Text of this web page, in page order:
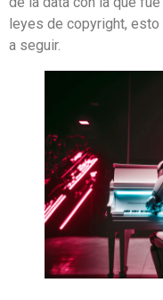
leyes de copyright,
a seguir.